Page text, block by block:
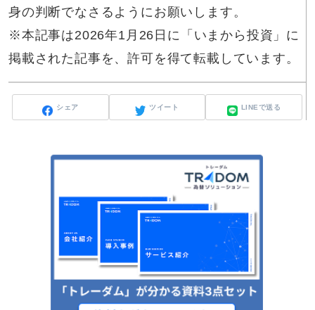
身の判断でなさるようにお願いします。
※本記事は2026年1月26日に「いまから投資」に
掲載された記事を、許可を得て転載しています。
シェア ツイート LINEで送る